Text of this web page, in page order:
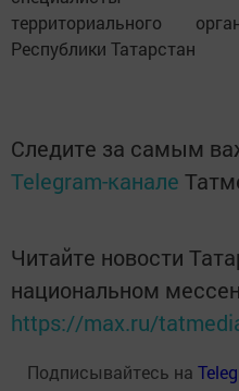
территориального
Республики Татарстан
Следите за самым
Telegram-канале
Читайте новости
национальном
https://max.ru/
Подписывайтесь на